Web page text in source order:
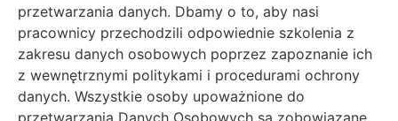
przetwarzania danych. Dbamy o to, aby nasi
pracownicy przechodzili odpowiednie szkolenia z
zakresu danych osobowych poprzez zapoznanie ich
z wewnętrznymi politykami i procedurami ochrony
danych. Wszystkie osoby upoważnione do
przetwarzania Danych Osobowych są zobowiązane